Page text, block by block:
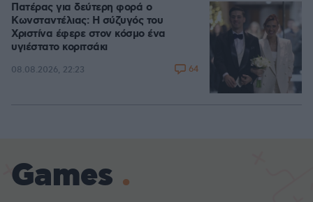
Πατέρας για δεύτερη φορά ο
Κωνσταντέλιας: Η σύζυγός του
Χριστίνα έφερε στον κόσμο ένα
υγιέστατο κοριτσάκι
08.08.2026, 22:23 64
Games